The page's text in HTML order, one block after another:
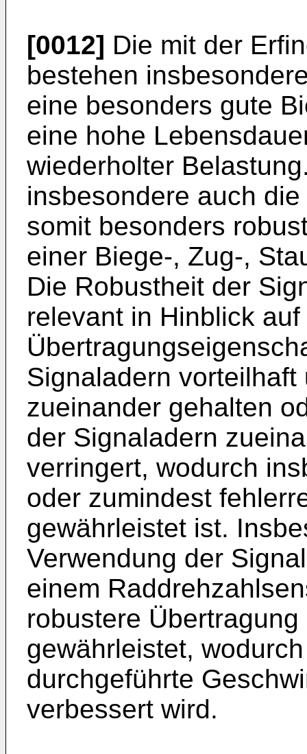
[0012] Die mit der
bestehen
eine besonders gute
eine hohe
wiederholter
insbesondere auch
somit besonders
einer Biege-, Zug-,
Die Robustheit der
relevant in Hinblick
Signaladern
zueinander gehalten
der Signaladern
verringert, wodurch
oder zumindest
gewährleistet ist.
Verwendung der
einem
robustere
gewährleistet,
durchgeführte
verbessert wird.